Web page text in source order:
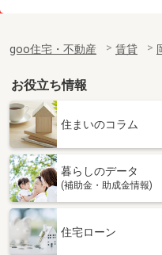
専有面積
岡山県岡山市北区大和町１
専有面積
間取り
1K
岡山県岡山市北区三門東町
goo住宅・不動産 賃貸
お役立ち情報
住まいのコラム
暮らしのデータ
(補助金・助成金情報)
住宅ローン